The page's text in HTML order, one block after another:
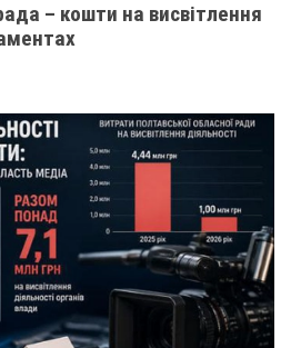
– кошти на висвітлення